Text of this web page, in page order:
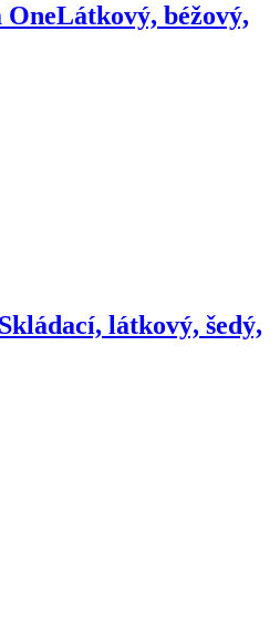
OneLátkový, béžový,
Skládací, látkový, šedý,